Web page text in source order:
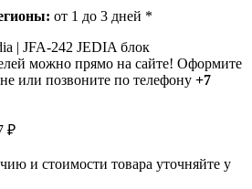
от 1 до 3 дней *
| JFA-242 JEDIA блок
можно прямо на сайте! Оформите
или позвоните по телефону +7
₽
и стоимости товара уточняйте у